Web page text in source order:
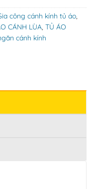
công cánh kính tủ áo,
CÁNH LÙA, TỦ ÁO
cánh kính